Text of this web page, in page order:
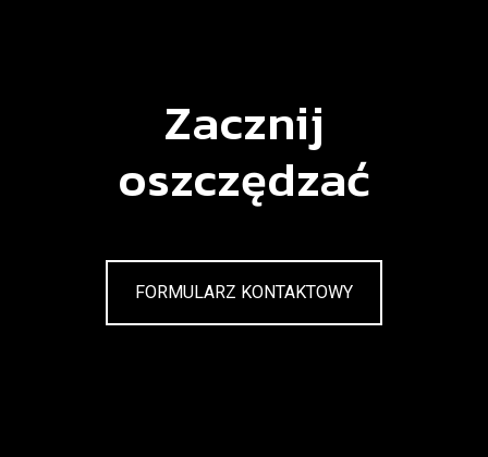
Zacznij
oszczędzać
FORMULARZ KONTAKTOWY